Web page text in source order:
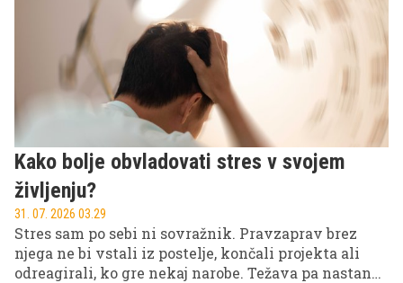
Kako bolje obvladovati stres v svojem
življenju?
31. 07. 2026 03.29
Stres sam po sebi ni sovražnik. Pravzaprav brez
njega ne bi vstali iz postelje, končali projekta ali
odreagirali, ko gre nekaj narobe. Težava pa nastane,